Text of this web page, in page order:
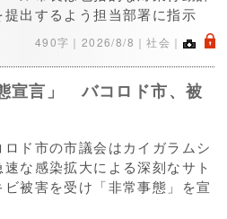
提出するよう担当部署に指示
490字｜ 2026/8/8 ｜社会｜ .
宣言」 バコロド市、被
ロド市の市議会はカイガラムシ
速な感染拡大による深刻なサト
ビ被害を受け「非常事態」を宣